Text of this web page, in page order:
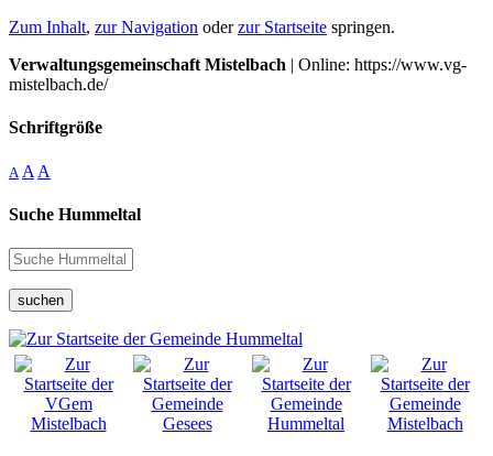
Zum Inhalt, zur Navigation oderzur Startseite springen.
Verwaltungsgemeinschaft Mistelbach | Online: https://www.vg-
mistelbach.de/
Schriftgröße
A A A
Suche Hummeltal
suchen